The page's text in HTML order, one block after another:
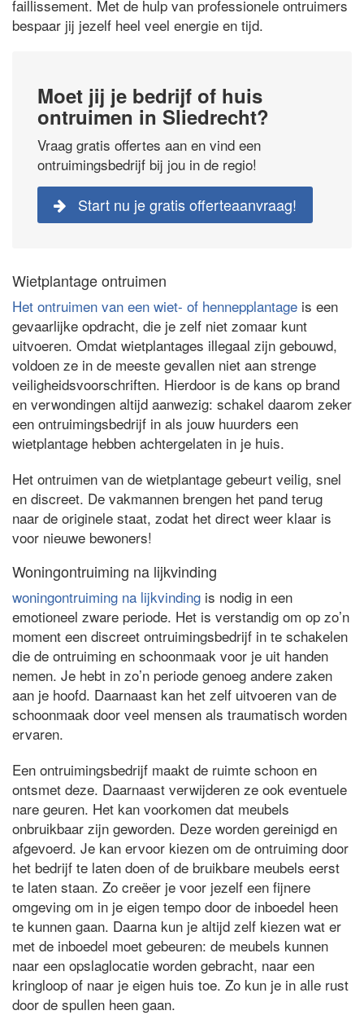
faillissement. Met de hulp van professionele ontruimers
bespaar jij jezelf heel veel energie en tijd.
Moet jij je bedrijf of huis
ontruimen in Sliedrecht?
Vraag gratis offertes aan en vind een
ontruimingsbedrijf bij jou in de regio!
Start nu je gratis offerteaanvraag!
Wietplantage ontruimen
Het ontruimen van een wiet- of hennepplantage is een
gevaarlijke opdracht, die je zelf niet zomaar kunt
uitvoeren. Omdat wietplantages illegaal zijn gebouwd,
voldoen ze in de meeste gevallen niet aan strenge
veiligheidsvoorschriften. Hierdoor is de kans op brand
en verwondingen altijd aanwezig: schakel daarom zeker
een ontruimingsbedrijf in als jouw huurders een
wietplantage hebben achtergelaten in je huis.
Het ontruimen van de wietplantage gebeurt veilig, snel
en discreet. De vakmannen brengen het pand terug
naar de originele staat, zodat het direct weer klaar is
voor nieuwe bewoners!
Woningontruiming na lijkvinding
woningontruiming na lijkvinding is nodig in een
emotioneel zware periode. Het is verstandig om op zo’n
moment een discreet ontruimingsbedrijf in te schakelen
die de ontruiming en schoonmaak voor je uit handen
nemen. Je hebt in zo’n periode genoeg andere zaken
aan je hoofd. Daarnaast kan het zelf uitvoeren van de
schoonmaak door veel mensen als traumatisch worden
ervaren.
Een ontruimingsbedrijf maakt de ruimte schoon en
ontsmet deze. Daarnaast verwijderen ze ook eventuele
nare geuren. Het kan voorkomen dat meubels
onbruikbaar zijn geworden. Deze worden gereinigd en
afgevoerd. Je kan ervoor kiezen om de ontruiming door
het bedrijf te laten doen of de bruikbare meubels eerst
te laten staan. Zo creëer je voor jezelf een fijnere
omgeving om in je eigen tempo door de inboedel heen
te kunnen gaan. Daarna kun je altijd zelf kiezen wat er
met de inboedel moet gebeuren: de meubels kunnen
naar een opslaglocatie worden gebracht, naar een
kringloop of naar je eigen huis toe. Zo kun je in alle rust
door de spullen heen gaan.